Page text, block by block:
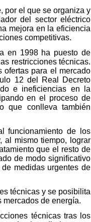
por el que se organiza y
del sector eléctrico
mejora en la eficiencia
competitivas.
en 1998 ha puesto de
restricciones técnicas.
ofertas para el mercado
12 del Real Decreto
e ineficiencias en la
en el proceso de
que conlleva también
funcionamiento de los
al mismo tiempo, lograr
que el resto de
de modo significativo
medidas urgentes de
técnicas y se posibilita
mercados de energía.
técnicas tras los